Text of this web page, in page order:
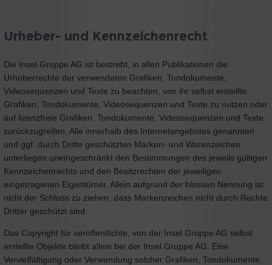
Urheber- und Kennzeichenrecht
Die Insel Gruppe AG ist bestrebt, in allen Publikationen die
Urheberrechte der verwendeten Grafiken, Tondokumente,
Videosequenzen und Texte zu beachten, von ihr selbst erstellte
Grafiken, Tondokumente, Videosequenzen und Texte zu nutzen oder
auf lizenzfreie Grafiken, Tondokumente, Videosequenzen und Texte
zurückzugreifen. Alle innerhalb des Internetangebotes genannten
und ggf. durch Dritte geschützten Marken- und Warenzeichen
unterliegen uneingeschränkt den Bestimmungen des jeweils gültigen
Kennzeichenrechts und den Besitzrechten der jeweiligen
eingetragenen Eigentümer. Allein aufgrund der blossen Nennung ist
nicht der Schluss zu ziehen, dass Markenzeichen nicht durch Rechte
Dritter geschützt sind.
Das Copyright für veröffentlichte, von der Insel Gruppe AG selbst
erstellte Objekte bleibt allein bei der Insel Gruppe AG. Eine
Vervielfältigung oder Verwendung solcher Grafiken, Tondokumente,